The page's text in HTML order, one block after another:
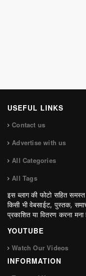
USEFUL LINKS
Contact us
Advertise with us
All Categories
All Tags
इस ब्लाग की फोटो सहित
किसी भी वेबसाईट, पुस्तक,
प्रकाशित या वितरण करना मना
YOUTUBE
Watch Our Videos
INFORMATION